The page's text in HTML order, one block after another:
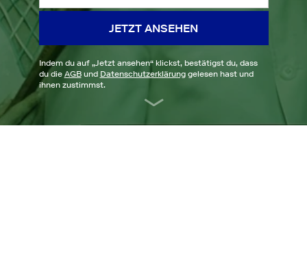
JETZT ANSEHEN
Indem du auf „Jetzt ansehen“ klickst, bestätigst du, dass
du die AGBund Datenschutzerklärunggelesen hast und
ihnen zustimmst.